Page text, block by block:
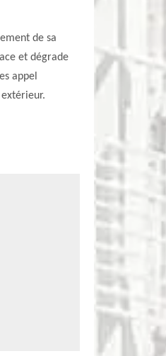
de sa
et dégrade
appel